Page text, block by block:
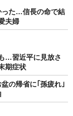
った…信長の命で結
夫婦
…習近平に見放さ
期症状
の帰省に｢孫疲れ｣